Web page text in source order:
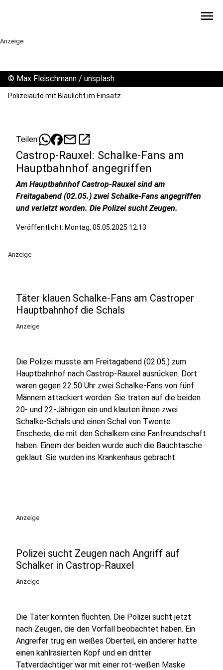
menu
Anzeige
© Max Fleischmann / unsplash
Polizeiauto mit Blaulicht im Einsatz.
Teilen: mailopen_in_new
Castrop-Rauxel: Schalke-Fans am
Hauptbahnhof angegriffen
Am Hauptbahnhof Castrop-Rauxel sind am
Freitagabend (02.05.) zwei Schalke-Fans angegriffen
und verletzt worden. Die Polizei sucht Zeugen.
Veröffentlicht: Montag, 05.05.2025 12:13
Anzeige
Täter klauen Schalke-Fans am Castroper
Hauptbahnhof die Schals
Anzeige
Die Polizei musste am Freitagabend (02.05.) zum
Hauptbahnhof nach Castrop-Rauxel ausrücken. Dort
waren gegen 22.50 Uhr zwei Schalke-Fans von fünf
Männern attackiert worden. Sie traten auf die beiden
20- und 22-Jährigen ein und klauten ihnen zwei
Schalke-Schals und einen Schal von Twente
Enschede, die mit den Schalkern eine Fanfreundschaft
haben. Einem der beiden wurde auch die Bauchtasche
geklaut. Sie wurden ins Krankenhaus gebracht.
Anzeige
Polizei sucht Zeugen nach Angriff auf
Schalker in Castrop-Rauxel
Anzeige
Die Täter konnten flüchten. Die Polizei sucht jetzt
nach Zeugen, die den Vorfall beobachtet haben. Ein
Angreifer trug ein weißes Oberteil, ein anderer hatte
einen kahlrasierten Kopf und ein dritter
Tatverdächtiger war mit einer rot-weißen Maske